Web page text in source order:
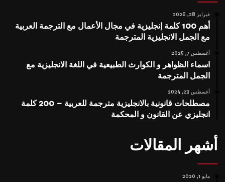
فبراير 28, 2026
أهم 100 كلمة إنجليزية في مجال الأعمال مع الترجمة العربية
مع الجمل الانجليزية المترجمة
أغسطس 7, 2025
اسماء الظواهر و الكوارث الطبيعية في اللغة الانجليزية مع
الجمل المترجمة
أغسطس 23, 2024
مصطلحات قانونية بالانجليزية مترجمة للعربية – 200 كلمة
انجليزي عن القانون و المحكمة
أشهر المقالات
مايو 1, 2020